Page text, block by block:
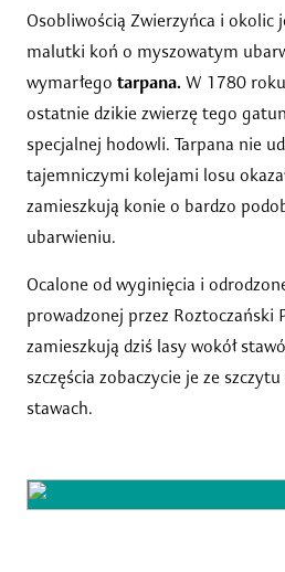
Osobliwością Zwierzyńca i okolic
malutki koń o myszowatym
wymarłego tarpana. W 1780
ostatnie dzikie zwierzę tego
specjalnej hodowli. Tarpana nie
tajemniczymi kolejami losu
zamieszkują konie o bardzo
ubarwieniu.
Ocalone od wyginięcia i
prowadzonej przez Roztoczański
zamieszkują dziś lasy wokół
szczęścia zobaczycie je ze
stawach.